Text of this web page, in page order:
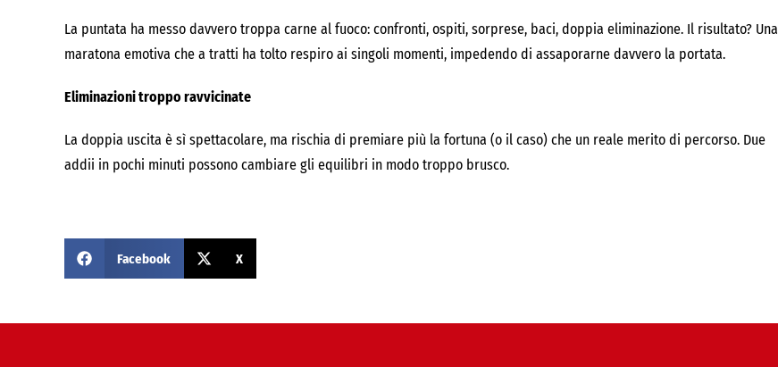
La puntata ha messo davvero troppa carne al fuoco: confronti, ospiti, sorprese, baci, doppia eliminazione. Il risultato? Una
maratona emotiva che a tratti ha tolto respiro ai singoli momenti, impedendo di assaporarne davvero la portata.
Eliminazioni troppo ravvicinate
La doppia uscita è sì spettacolare, ma rischia di premiare più la fortuna (o il caso) che un reale merito di percorso. Due
addii in pochi minuti possono cambiare gli equilibri in modo troppo brusco.
Facebook X